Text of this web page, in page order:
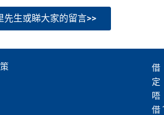
先生或睇大家的留言>>
借
定
唔
借